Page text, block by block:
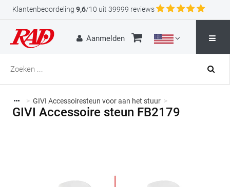
Klantenbeoordeling 9,6/10 uit 39999 reviews
Aanmelden
> GIVI Accessoiresteun voor aan het stuur >
GIVI Accessoire steun FB2179